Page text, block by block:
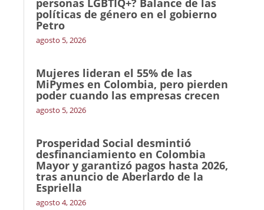
personas LGBTIQ+? Balance de las
políticas de género en el gobierno
Petro
agosto 5, 2026
Mujeres lideran el 55% de las
MiPymes en Colombia, pero pierden
poder cuando las empresas crecen
agosto 5, 2026
Prosperidad Social desmintió
desfinanciamiento en Colombia
Mayor y garantizó pagos hasta 2026,
tras anuncio de Aberlardo de la
Espriella
agosto 4, 2026